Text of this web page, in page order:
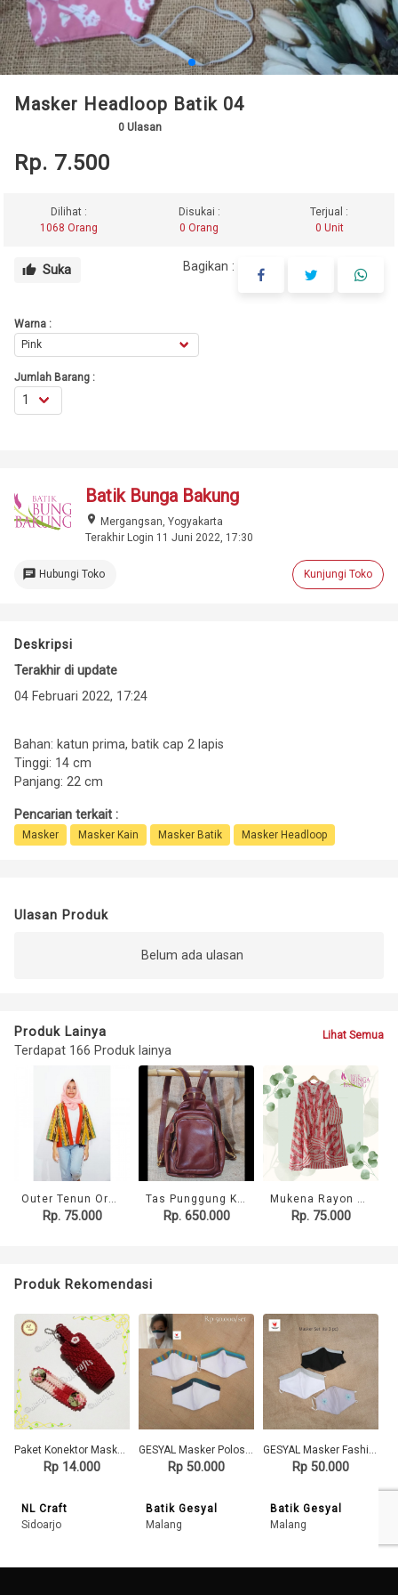
Masker Headloop Batik 04
0 Ulasan
Rp. 7.500
Dilihat :
1068 Orang
Disukai :
0 Orang
Terjual :
0 Unit
thumb_up Suka Bagikan :
Warna :
Jumlah Barang :
Batik Bunga Bakung
place Mergangsan, Yogyakarta
Terakhir Login 11 Juni 2022, 17:30
chat Hubungi Toko Kunjungi Toko
Deskripsi
Terakhir di update
04 Februari 2022, 17:24
Bahan: katun prima, batik cap 2 lapis
Tinggi: 14 cm
Panjang: 22 cm
Pencarian terkait :
Masker Masker Kain Masker Batik Masker Headloop
Ulasan Produk
Belum ada ulasan
Produk Lainya
Terdapat 166 Produk lainya
Lihat Semua
Outer Tenun Orange
Rp. 75.000
Tas Punggung Kulit Batik Bunga Bakung 110
Rp. 650.000
Mukena Rayon Bunga Bakung 13
Rp. 75.000
Produk Rekomendasi
Paket Konektor Masker Rajut + Pouch Hand Sanitizer Rajut
Rp 14.000
NL Craft
Sidoarjo
GESYAL Masker Polos Set List Lurik . Pola nyaman dipakai. Limited Item
Rp 50.000
Batik Gesyal
Malang
GESYAL Masker Fashion Polos Lurik Hitam Abu Putih Set isi 3. Pola nyaman bikin betah 40 ribu
Rp 50.000
Batik Gesyal
Malang